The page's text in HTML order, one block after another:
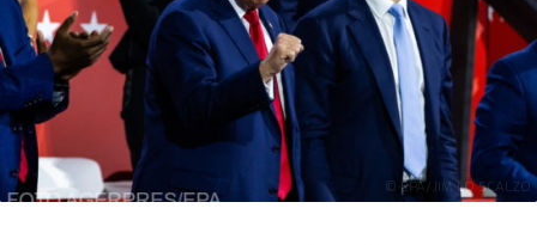
© EPA/JIM LO SCALZO